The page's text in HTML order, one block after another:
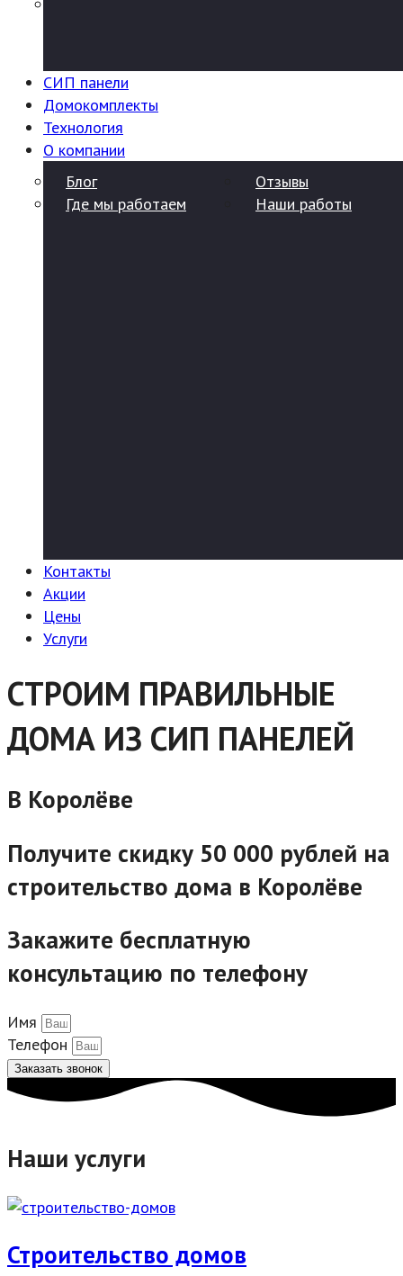
СИП панели
Домокомплекты
Технология
О компании
Блог
Где мы работаем
Отзывы
Наши работы
Контакты
Акции
Цены
Услуги
СТРОИМ ПРАВИЛЬНЫЕ
ДОМА ИЗ СИП ПАНЕЛЕЙ
В Королёве
Получите скидку 50 000 рублей на
строительство дома в Королёве
Закажите бесплатную
консультацию по телефону
Имя
Телефон
Заказать звонок
Наши услуги
Строительство домов